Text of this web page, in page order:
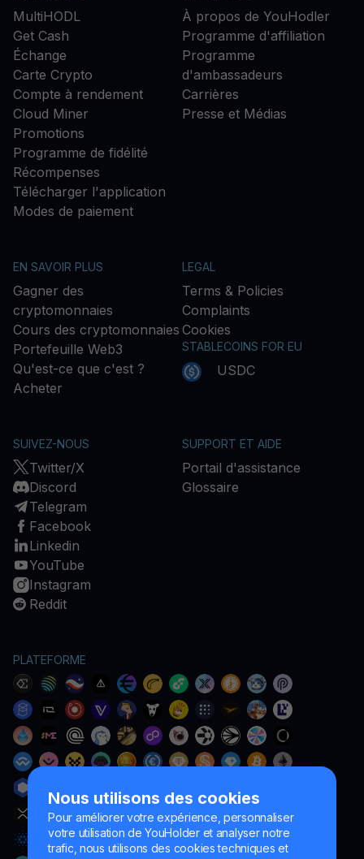
Nous utilisons des cookies
Pour améliorer votre expérience, personnaliser
votre utilisation de YouHolder et analyser notre
trafic, nous utilisons des cookies techniques et
MultiHODL
Get Cash
Échange
Carte Crypto
Compte à rendement
Cloud Miner
Promotions
Programme de fidélité
Récompenses
Télécharger l'application
Modes de paiement
À propos de YouHodler
Programme d'affiliation
Programme
d'ambassadeurs
Carrières
Presse et Médias
EN SAVOIR PLUS
Gagner des
cryptomonnaies
Cours des cryptomonnaies
Portefeuille Web3
Qu'est-ce que c'est ?
Acheter
LEGAL
Terms & Policies
Complaints
Cookies
STABLECOINS FOR EU
USDC
SUIVEZ-NOUS
Twitter/X
Discord
Telegram
Facebook
Linkedin
YouTube
Instagram
Reddit
SUPPORT ET AIDE
Portail d'assistance
Glossaire
PLATEFORME